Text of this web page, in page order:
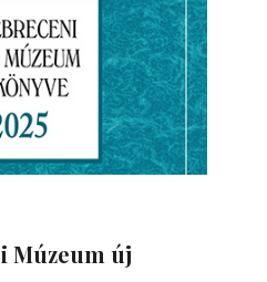
Múzeum új